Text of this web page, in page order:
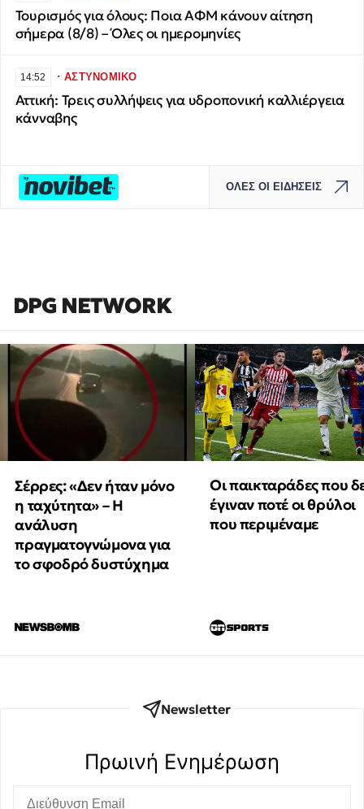
Τουρισμός για όλους: Ποια ΑΦΜ κάνουν αίτηση
σήμερα (8/8) – Όλες οι ημερομηνίες
14:52 ∙ΑΣΤΥΝΟΜΙΚΟ
Αττική: Τρεις συλλήψεις για υδροπονική καλλιέργεια
κάνναβης
ΟΛΕΣ ΟΙ ΕΙΔΗΣΕΙΣ
DPG NETWORK
Σέρρες: «Δεν ήταν μόνο
η ταχύτητα» – Η
ανάλυση
πραγματογνώμονα για
το σφοδρό δυστύχημα
Οι παικταράδες που
έγιναν ποτέ οι θρύλοι
που περιμέναμε
Newsletter
Πρωινή Eνημέρωση